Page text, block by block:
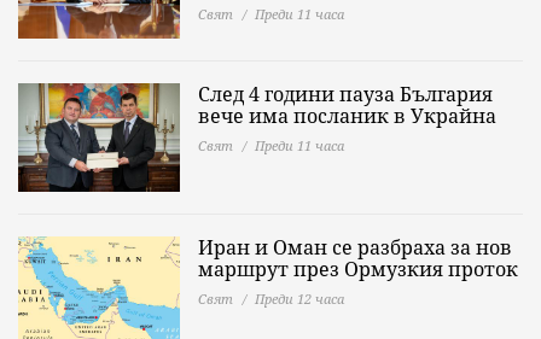
Свят Преди 11 часа
След 4 години пауза България
вече има посланик в Украйна
Свят Преди 11 часа
Иран и Оман се разбраха за нов
маршрут през Ормузкия проток
Свят Преди 12 часа